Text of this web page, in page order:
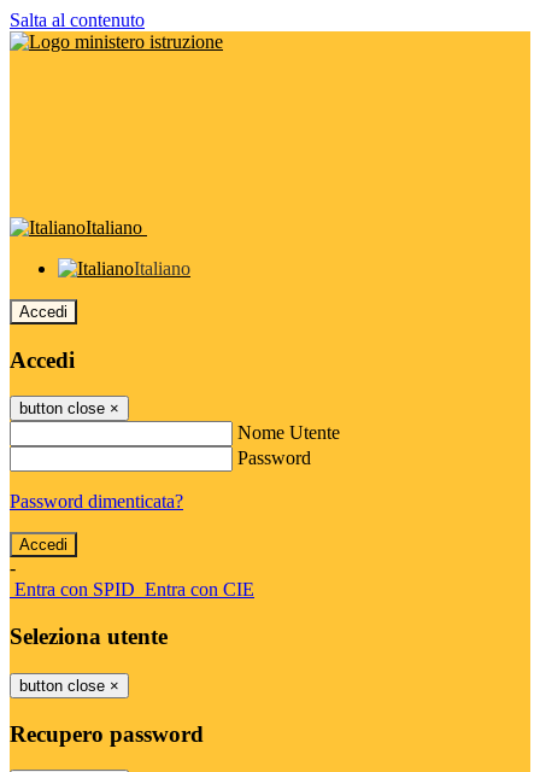
Salta al contenuto
Italiano
Italiano
Accedi
Accedi
button close ×
Nome Utente
Password
Password dimenticata?
-
Entra con SPID Entra con CIE
Seleziona utente
button close ×
Recupero password